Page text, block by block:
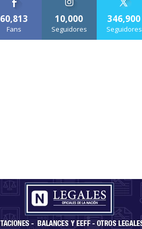
60,813
Fans
10,000
Seguidores
346,900
Seguidores